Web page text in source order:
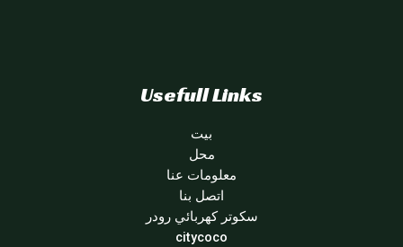
Usefull Links
بيت
محل
معلومات عنا
اتصل بنا
سكوتر كهربائي رودر
citycoco